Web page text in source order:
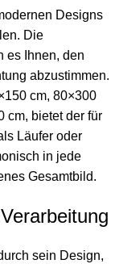
Designs
Die
es Ihnen, den
abzustimmen.
cm, 80×300
cm, bietet der für
Läufer oder
in jede
Gesamtbild.
sein Design,